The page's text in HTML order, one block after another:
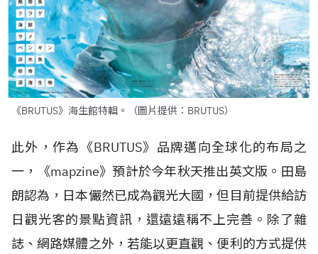
《BRUTUS》海生館特輯。（圖片提供：BRUTUS）
此外，作為《BRUTUS》品牌邁向全球化的布局之
一，《mapzine》預計於今年秋天推出英文版。田島
朗認為，日本儼然已成為觀光大國，但目前提供給訪
日觀光客的景點資訊，還遠遠稱不上完善。除了雜
誌、網路媒體之外，若能以更直觀、便利的方式提供